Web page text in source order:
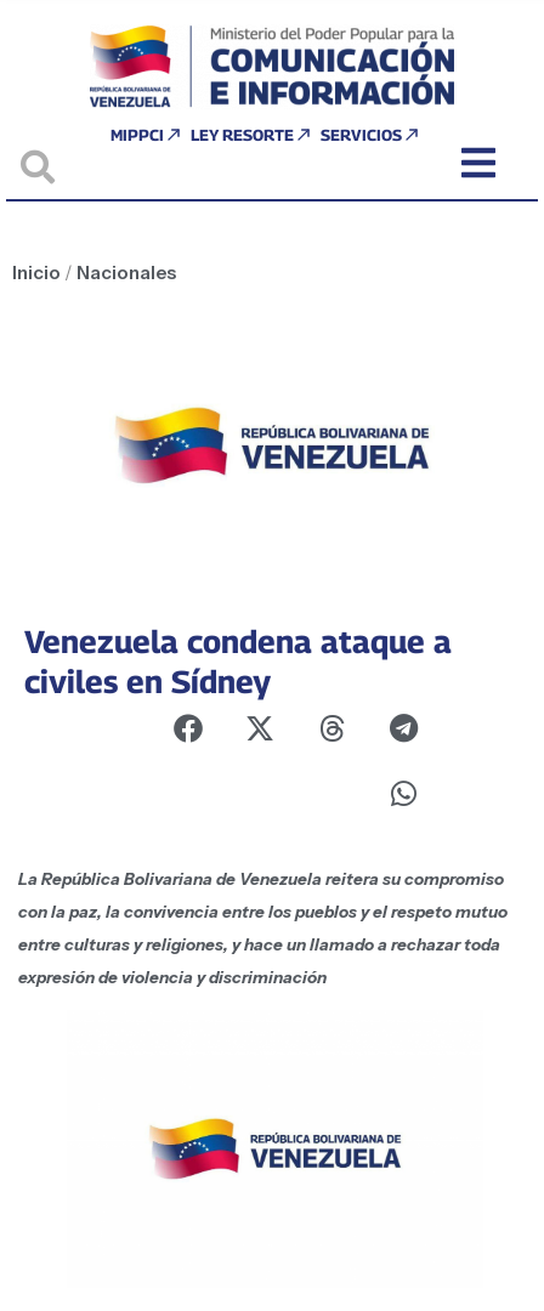
MIPPCI LEY RESORTE SERVICIOS
Inicio / Nacionales
Venezuela condena ataque a
civiles en Sídney
La República Bolivariana de Venezuela reitera su compromiso
con la paz, la convivencia entre los pueblos y el respeto mutuo
entre culturas y religiones, y hace un llamado a rechazar toda
expresión de violencia y discriminación